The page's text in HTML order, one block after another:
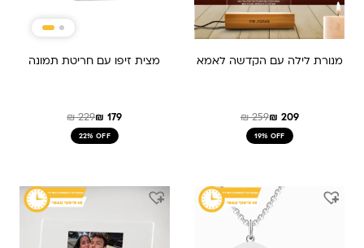
מנורת לילה עם הקדשה לאמא
₪259₪ 209
19% OFF
מצית זיפו עם חריטת תמונה
₪229₪ 179
22% OFF
המחיר
המקורי
היה:
המחיר
הנוכחי
הוא:
המחיר
המחיר